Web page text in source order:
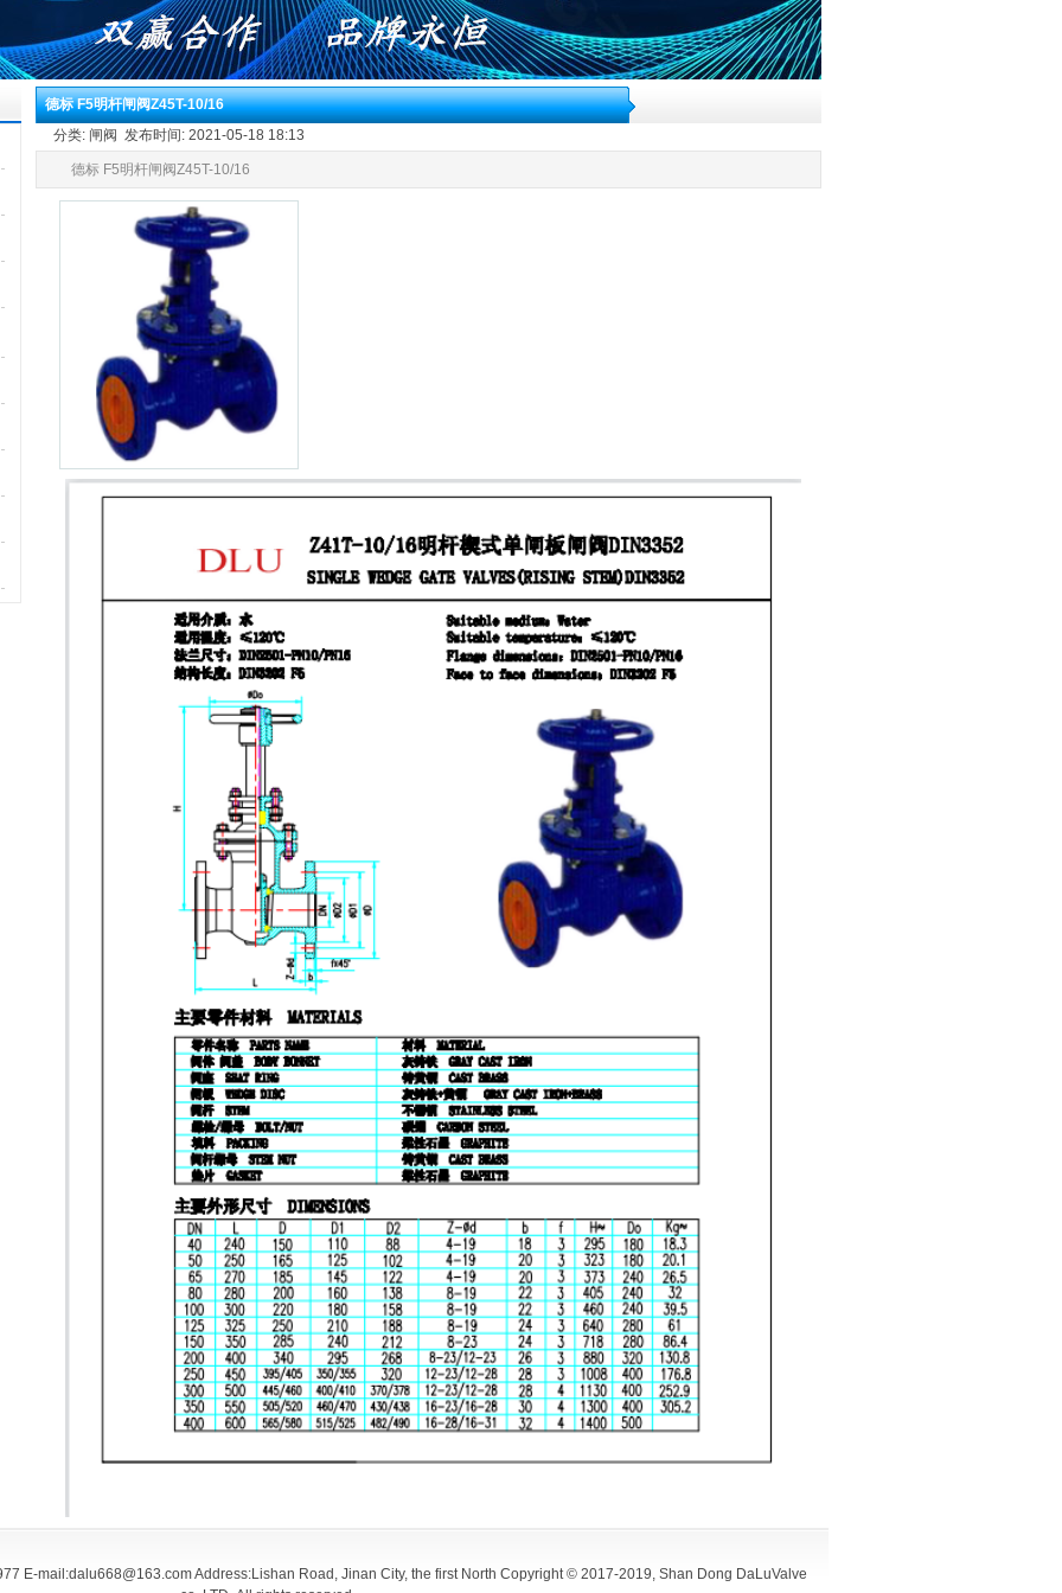
德标 F5明杆闸阀Z45T-10/16
分类: 闸阀 发布时间: 2021-05-18 18:13
德标 F5明杆闸阀Z45T-10/16
E-mail:dalu668@163.com Address:Lishan Road, Jinan City, the first North Copyright © 2017-2019, Shan Dong DaLuValve